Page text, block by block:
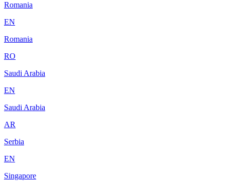
Romania
EN
Romania
RO
Saudi Arabia
EN
Saudi Arabia
AR
Serbia
EN
Singapore